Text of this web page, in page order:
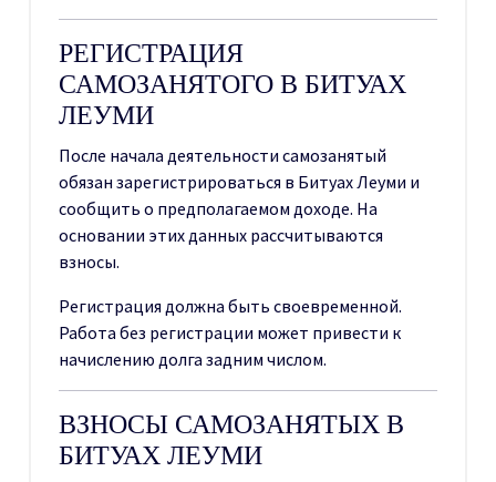
РЕГИСТРАЦИЯ
САМОЗАНЯТОГО В БИТУАХ
ЛЕУМИ
После начала деятельности самозанятый
обязан зарегистрироваться в Битуах Леуми и
сообщить о предполагаемом доходе. На
основании этих данных рассчитываются
взносы.
Регистрация должна быть своевременной.
Работа без регистрации может привести к
начислению долга задним числом.
ВЗНОСЫ САМОЗАНЯТЫХ В
БИТУАХ ЛЕУМИ